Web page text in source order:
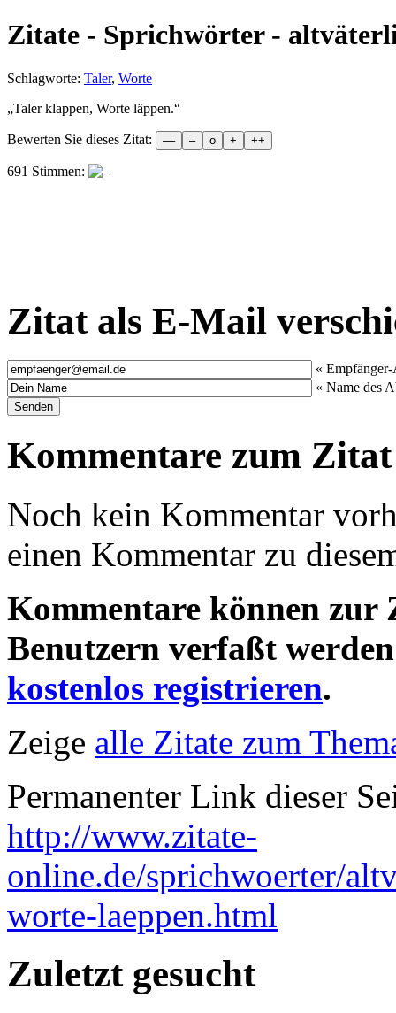
Zitate - Sprichwörter -
Schlagworte: Taler, Worte
„Taler klappen, Worte läppen.“
Bewerten Sie dieses Zitat:
691 Stimmen:
Zitat als E-Mail
« Empfänger-
« Name des
Kommentare zum Zitat
Noch kein Kommentar
einen Kommentar zu
Kommentare können
Benutzern verfaßt
kostenlos registrieren.
Zeige alle Zitate zum
Permanenter Link dieser
http://www.zitate-
online.de/sprichwoerter/
worte-laeppen.html
Zuletzt gesucht